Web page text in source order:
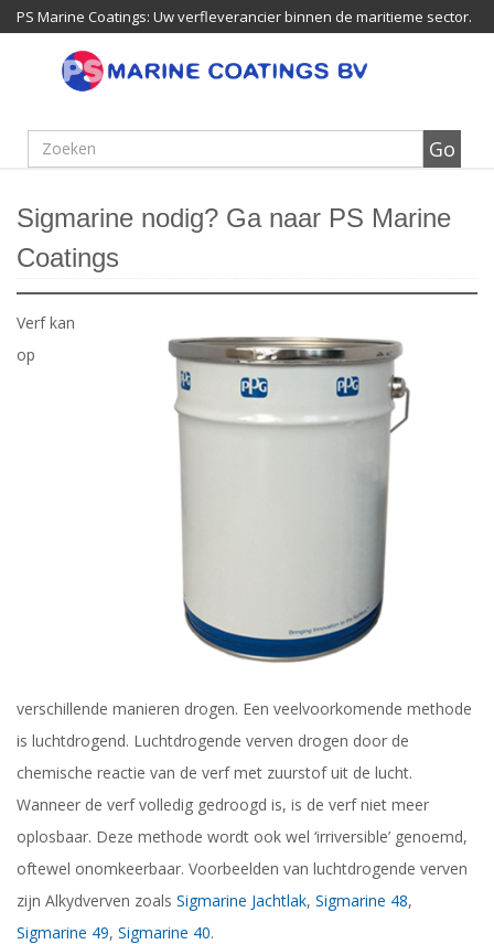
PS Marine Coatings: Uw verfleverancier binnen de maritieme sector.
Sigmarine nodig? Ga naar PS Marine
Coatings
Verf kan
op
verschillende manieren drogen. Een veelvoorkomende methode
is luchtdrogend. Luchtdrogende verven drogen door de
chemische reactie van de verf met zuurstof uit de lucht.
Wanneer de verf volledig gedroogd is, is de verf niet meer
oplosbaar. Deze methode wordt ook wel ‘irriversible’ genoemd,
oftewel onomkeerbaar. Voorbeelden van luchtdrogende verven
zijn Alkydverven zoals Sigmarine Jachtlak, Sigmarine 48,
Sigmarine 49, Sigmarine 40.